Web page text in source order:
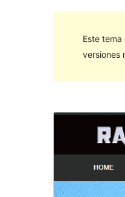
Este tema
versiones